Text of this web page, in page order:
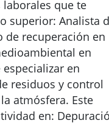
laborales que te
superior: Analista
de recuperación en
en
en
residuos y control
atmósfera. Este
en: